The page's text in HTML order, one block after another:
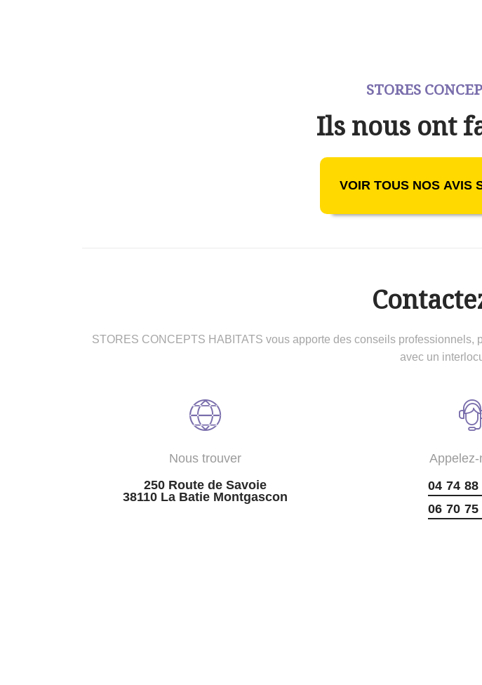
STORES
Ils nous ont
VOIR TOUS NOS AVIS
STORES CONCEPTS HABITATS vous apporte des conseils professionnels,
avec un
Nous trouver
250 Route de Savoie
38110 La Batie Montgascon
Appelez-
04 74 88
06 70 75